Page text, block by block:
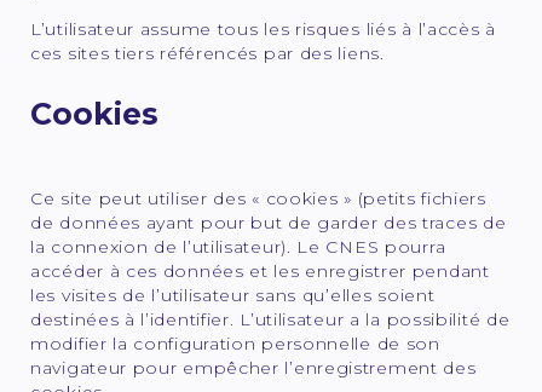
L’utilisateur assume tous les risques liés à l’accès à
ces sites tiers référencés par des liens.
Cookies
Ce site peut utiliser des « cookies » (petits fichiers
de données ayant pour but de garder des traces de
la connexion de l’utilisateur). Le CNES pourra
accéder à ces données et les enregistrer pendant
les visites de l’utilisateur sans qu’elles soient
destinées à l’identifier. L’utilisateur a la possibilité de
modifier la configuration personnelle de son
navigateur pour empêcher l’enregistrement des